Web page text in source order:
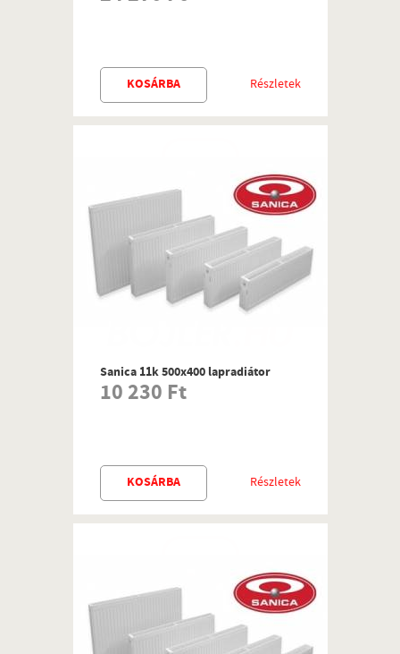
Részletek
KOSÁRBA
Sanica 11k 500x400 lapradiátor
10 230 Ft
Részletek
KOSÁRBA